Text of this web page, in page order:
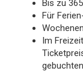
Bis zu
Für
Im